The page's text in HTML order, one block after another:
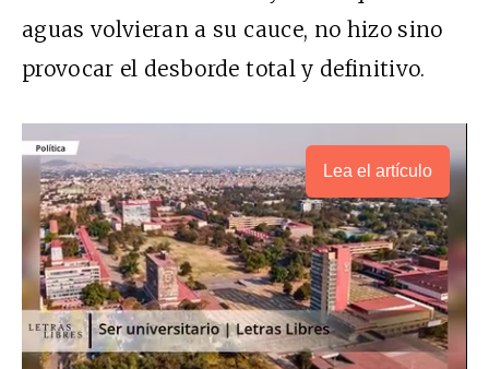
aguas volvieran a su cauce, no hizo sino
provocar el desborde total y definitivo.
Lea el artículo